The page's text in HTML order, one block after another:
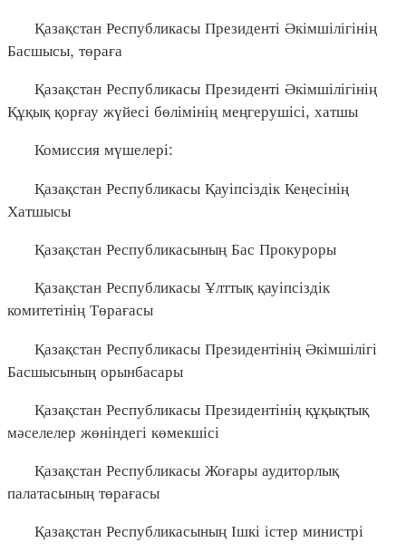
Қазақстан Республикасы Президенті Әкімшілігінің
Басшысы, төраға
Қазақстан Республикасы Президенті Әкімшілігінің
Құқық қорғау жүйесі бөлімінің меңгерушісі, хатшы
Комиссия мүшелері:
Қазақстан Республикасы Қауіпсіздік Кеңесінің
Хатшысы
Қазақстан Республикасының Бас Прокуроры
Қазақстан Республикасы Ұлттық қауіпсіздік
комитетінің Төрағасы
Қазақстан Республикасы Президентінің Әкімшілігі
Басшысының орынбасары
Қазақстан Республикасы Президентінің құқықтық
мәселелер жөніндегі көмекшісі
Қазақстан Республикасы Жоғары аудиторлық
палатасының төрағасы
Қазақстан Республикасының Ішкі істер министрі